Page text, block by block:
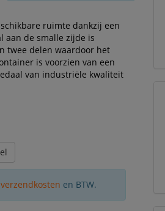
ruimte dankzij een
aan de smalle zijde is
twee delen waardoor het
is voorzien van een
van industriële kwaliteit
en BTW.